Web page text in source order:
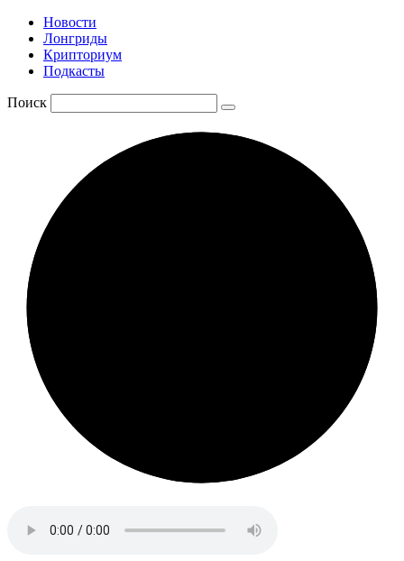
Новости
Лонгриды
Крипториум
Подкасты
Поиск